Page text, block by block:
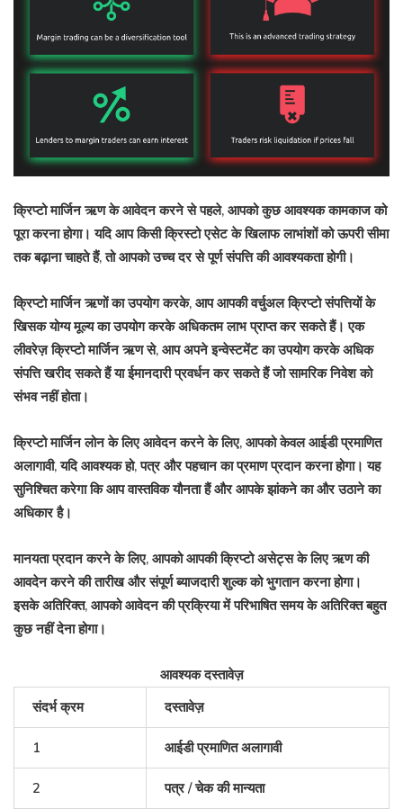
क्रिप्टो मार्जिन ऋण के आवेदन करने से पहले, आपको कुछ आवश्यक कामकाज को
पूरा करना होगा। यदि आप किसी क्रिस्टो एसेट के खिलाफ लाभांशों को ऊपरी सीमा
तक बढ़ाना चाहते हैं, तो आपको उच्च दर से पूर्ण संपत्ति की आवश्यकता होगी।
क्रिप्टो मार्जिन ऋणों का उपयोग करके, आप आपकी वर्चुअल क्रिप्टो संपत्तियों के
खिसक योग्य मूल्य का उपयोग करके अधिकतम लाभ प्राप्त कर सकते हैं। एक
लीवरेज़ क्रिप्टो मार्जिन ऋण से, आप अपने इन्वेस्टमेंट का उपयोग करके अधिक
संपत्ति खरीद सकते हैं या ईमानदारी प्रवर्धन कर सकते हैं जो सामरिक निवेश को
संभव नहीं होता।
क्रिप्टो मार्जिन लोन के लिए आवेदन करने के लिए, आपको केवल आईडी प्रमाणित
अलागावी, यदि आवश्यक हो, पत्र और पहचान का प्रमाण प्रदान करना होगा। यह
सुनिश्चित करेगा कि आप वास्तविक यौनता हैं और आपके झांकने का और उठाने का
अधिकार है।
मानयता प्रदान करने के लिए, आपको आपकी क्रिप्टो असेट्स के लिए ऋण की
आवदेन करने की तारीख और संपूर्ण ब्याजदारी शुल्क को भुगतान करना होगा।
इसके अतिरिक्त, आपको आवेदन की प्रक्रिया में परिभाषित समय के अतिरिक्त बहुत
कुछ नहीं देना होगा।
आवश्यक दस्तावेज़
संदर्भ क्रम
दस्तावेज़
1 आईडी प्रमाणित अलागावी
2 पत्र / चेक की मान्यता